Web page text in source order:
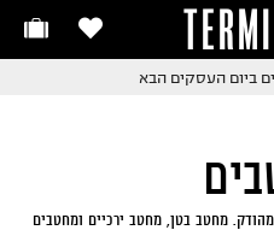
עם שליח עד הבית!
מחטב בטן, מחטב ירכיים ומחטבים